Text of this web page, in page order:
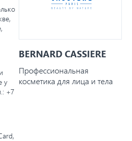
у
+7
BERNARD CASSIERE
Профессиональная
косметика для лица и тела